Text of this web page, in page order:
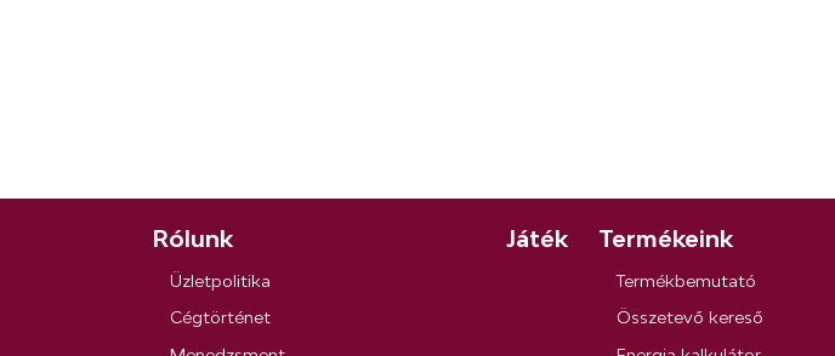
Rólunk
Üzletpolitika
Cégtörténet
Játék Termékeink
Termékbemutató
Összetevő kereső